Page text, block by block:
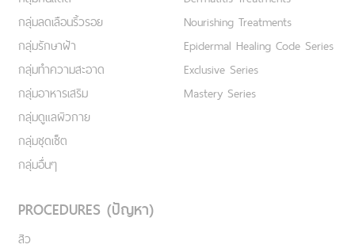
กลุ่มลดเลือนริ้วรอย
กลุ่มรักษาฝ้า
กลุ่มทำความสะอาด
กลุ่มอาหารเสริม
กลุ่มดูแลผิวกาย
กลุ่มชุดเซ็ต
กลุ่มอื่นๆ
Nourishing Treatments
Epidermal Healing Code Series
Exclusive Series
Mastery Series
PROCEDURES (ปัญหา)
สิว